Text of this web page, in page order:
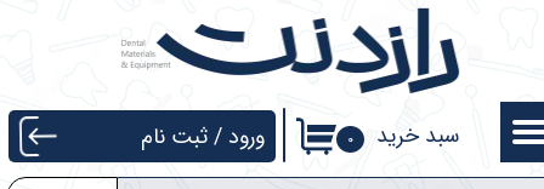
۰ سبد خرید ورود /ثبت نام
حساب کاربری من
تغییر گذر واژه
سفارشات